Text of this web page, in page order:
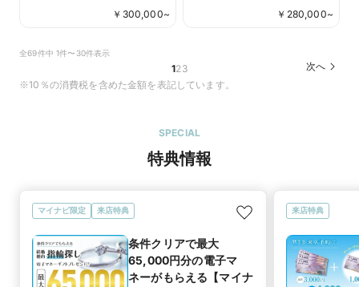
のキラキラとした笑顔を、
￥ 300,000~
ラキラとした笑顔を、花々
￥ 280,000~
全69件中 1件〜30件表示
123
次へ
※10％の消費税を含めた金額を表記しています。
SPECIAL
特典情報
マイナビ限定 来店特典
条件クリアで最大
65,000円分の電子マ
ネーがもらえる【マイナ
来店特典